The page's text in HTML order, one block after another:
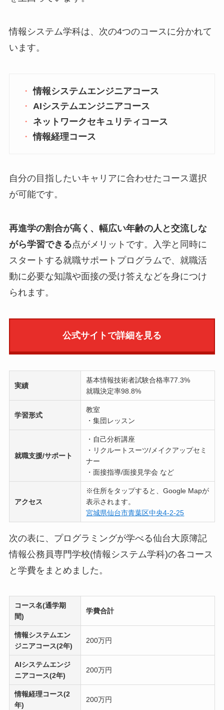
情報システム学科は、次の4つのコースに分かれて
います。
情報システムエンジニアコース
AIシステムエンジニアコース
ネットワークセキュリティコース
情報経理コース
自分の目指したいキャリアに合わせたコース選択
が可能です。
再進学の割合が高く、幅広い年齢の人と交流しな
がら学習できる点がメリットです。入学と同時に
スタートする就職サポートプログラムで、就職活
動に必要な知識や面接の受け答えなどを身につけ
られます。
公式サイトで詳細を見る
実績
基本情報技術者試験合格率77.3%
就職決定率98.8%
学習形式
教室
・集団レッスン
就職支援/サポート
・自己分析講座
・リクルートスーツ/メイクアップセミ
ナー
・面接指導/面接見学会 など
アクセス
※住所をタップすると、Google Mapが
表示されます。
宮城県仙台市青葉区中央4-2-25
次の表に、プログラミングが学べる仙台大原簿記
情報公務員専門学校(情報システム学科)の各コース
と学費をまとめました。
コース名(通学期
間)
学費合計
情報システムエン
ジニアコース(2年)
200万円
AIシステムエンジ
ニアコース(2年)
200万円
情報経理コース(2
年)
200万円